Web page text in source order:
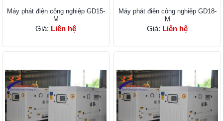
Máy phát điện công nghiệp GD15-
M
Giá: Liên hệ
Máy phát điện công nghiệp GD18-
M
Giá: Liên hệ